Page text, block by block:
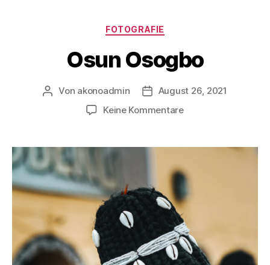
FOTOGRAFIE
Osun Osogbo
Von akonoadmin
August 26, 2021
Keine Kommentare